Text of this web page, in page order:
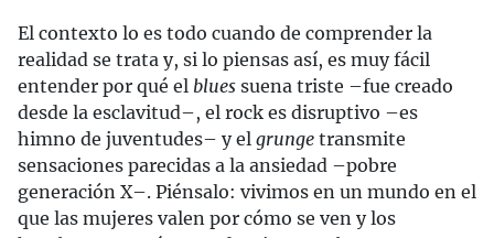
El contexto lo es todo cuando de comprender la
realidad se trata y, si lo piensas así, es muy fácil
entender por qué el blues suena triste –fue creado
desde la esclavitud–, el rock es disruptivo –es
himno de juventudes– y el grunge transmite
sensaciones parecidas a la ansiedad –pobre
generación X–. Piénsalo: vivimos en un mundo en el
que las mujeres valen por cómo se ven y los